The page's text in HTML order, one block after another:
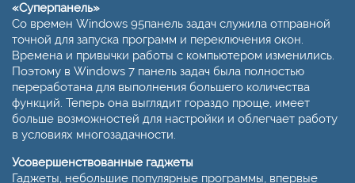
«Суперпанель»
Со времен Windows 95панель задач служила отправной
точной для запуска программ и переключения окон.
Времена и привычки работы с компьютером изменились.
Поэтому в Windows 7 панель задач была полностью
переработана для выполнения большего количества
функций. Теперь она выглядит гораздо проще, имеет
больше возможностей для настройки и облегчает работу
в условиях многозадачности.
Усовершенствованные гаджеты
Гаджеты, небольшие популярные программы, впервые